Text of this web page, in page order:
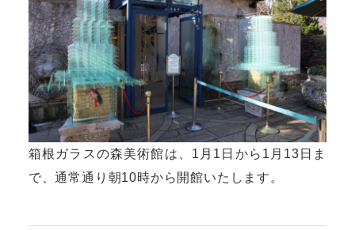
箱根ガラスの森美術館は、1月1日から1月13日ま
で、通常通り朝10時から開館いたします。